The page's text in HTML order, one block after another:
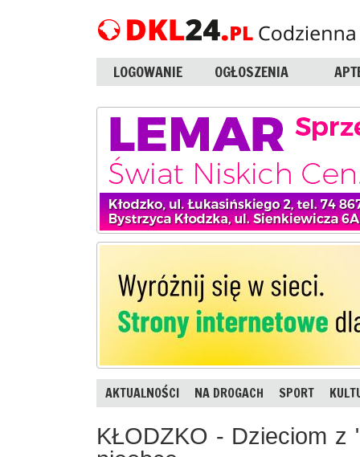
LOGOWANIE OGŁOSZENIA
AKTUALNOŚCI NA DROGACH SPORT
KŁODZKO - Dzieciom z